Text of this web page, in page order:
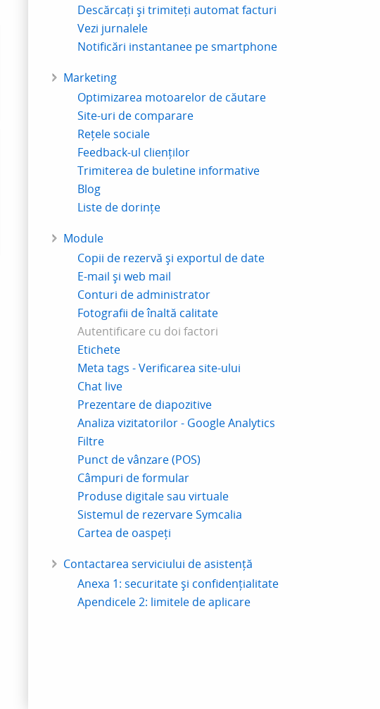
Descărcați și trimiteți automat facturi
Vezi jurnalele
Notificări instantanee pe smartphone
Marketing
Optimizarea motoarelor de căutare
Site-uri de comparare
Rețele sociale
Feedback-ul clienților
Trimiterea de buletine informative
Blog
Liste de dorințe
Module
Copii de rezervă și exportul de date
E-mail și web mail
Conturi de administrator
Fotografii de înaltă calitate
Autentificare cu doi factori
Etichete
Meta tags - Verificarea site-ului
Chat live
Prezentare de diapozitive
Analiza vizitatorilor - Google Analytics
Filtre
Punct de vânzare (POS)
Câmpuri de formular
Produse digitale sau virtuale
Sistemul de rezervare Symcalia
Cartea de oaspeți
Contactarea serviciului de asistență
Anexa 1: securitate și confidențialitate
Apendicele 2: limitele de aplicare